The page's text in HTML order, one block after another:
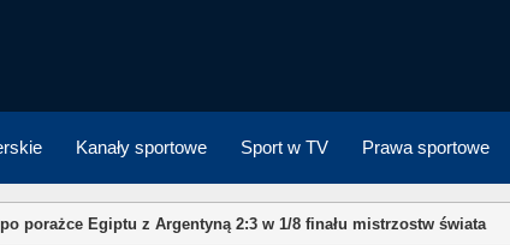
Kanały sportowe Sport w TV Prawa sportowe
porażce Egiptu z Argentyną 2:3 w 1/8 finału mistrzostw świata